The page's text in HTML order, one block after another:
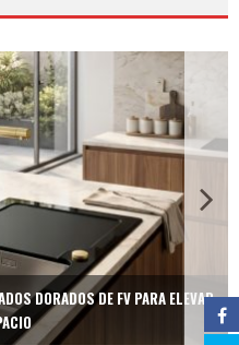
DORADOS DE FV PARA ELEVAR